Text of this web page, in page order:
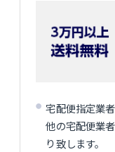
宅配便指定業
他の宅配便業
り致します。